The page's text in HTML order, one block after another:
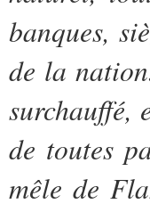
banques,
de la
surchauffé,
de toutes
mêle de